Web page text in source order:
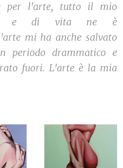
per l'arte, tutto il mio
e di vita ne è
mi ha anche salvato
periodo drammatico e
fuori. L'arte è la mia